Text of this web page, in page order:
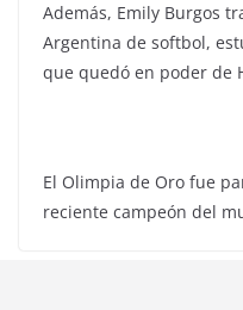
Además, Emily Burgos
Argentina de softbol,
que quedó en poder de
El Olimpia de Oro fue
reciente campeón del